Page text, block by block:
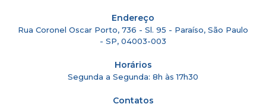
Endereço
Rua Coronel Oscar Porto, 736 - Sl. 95 - Paraíso, São Paulo
- SP, 04003-003
Horários
Segunda a Segunda: 8h às 17h30
Contatos